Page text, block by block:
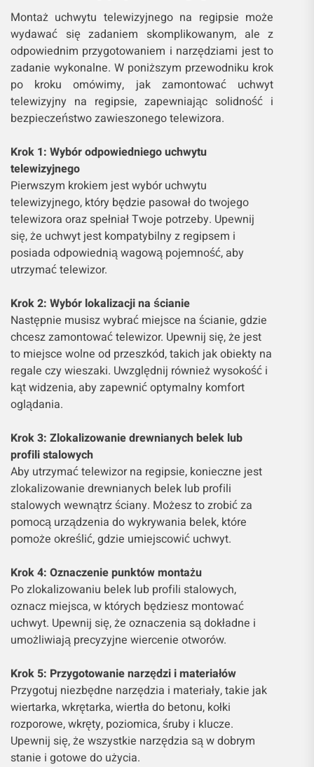
Montaż uchwytu telewizyjnego na regipsie może
wydawać się zadaniem skomplikowanym, ale z
odpowiednim przygotowaniem i narzędziami jest to
zadanie wykonalne. W poniższym przewodniku krok
po kroku omówimy, jak zamontować uchwyt
telewizyjny na regipsie, zapewniając solidność i
bezpieczeństwo zawieszonego telewizora.
Krok 1: Wybór odpowiedniego uchwytu
telewizyjnego
Pierwszym krokiem jest wybór uchwytu
telewizyjnego, który będzie pasował do twojego
telewizora oraz spełniał Twoje potrzeby. Upewnij
się, że uchwyt jest kompatybilny z regipsem i
posiada odpowiednią wagową pojemność, aby
utrzymać telewizor.
Krok 2: Wybór lokalizacji na ścianie
Następnie musisz wybrać miejsce na ścianie, gdzie
chcesz zamontować telewizor. Upewnij się, że jest
to miejsce wolne od przeszkód, takich jak obiekty na
regale czy wieszaki. Uwzględnij również wysokość i
kąt widzenia, aby zapewnić optymalny komfort
oglądania.
Krok 3: Zlokalizowanie drewnianych belek lub
profili stalowych
Aby utrzymać telewizor na regipsie, konieczne jest
zlokalizowanie drewnianych belek lub profili
stalowych wewnątrz ściany. Możesz to zrobić za
pomocą urządzenia do wykrywania belek, które
pomoże określić, gdzie umiejscowić uchwyt.
Krok 4: Oznaczenie punktów montażu
Po zlokalizowaniu belek lub profili stalowych,
oznacz miejsca, w których będziesz montować
uchwyt. Upewnij się, że oznaczenia są dokładne i
umożliwiają precyzyjne wiercenie otworów.
Krok 5: Przygotowanie narzędzi i materiałów
Przygotuj niezbędne narzędzia i materiały, takie jak
wiertarka, wkrętarka, wiertła do betonu, kołki
rozporowe, wkręty, poziomica, śruby i klucze.
Upewnij się, że wszystkie narzędzia są w dobrym
stanie i gotowe do użycia.